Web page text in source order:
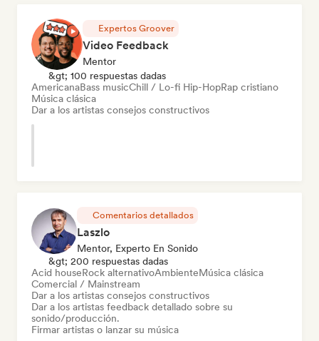
Expertos Groover
Video Feedback
Mentor
&gt; 100 respuestas dadas
AmericanaBass musicChill / Lo-fi Hip-HopRap cristiano
Música clásica
Dar a los artistas consejos constructivos
Comentarios detallados
Laszlo
Mentor, Experto En Sonido
&gt; 200 respuestas dadas
Acid houseRock alternativoAmbienteMúsica clásica
Comercial / Mainstream
Dar a los artistas consejos constructivos
Dar a los artistas feedback detallado sobre su
sonido/producción.
Firmar artistas o lanzar su música